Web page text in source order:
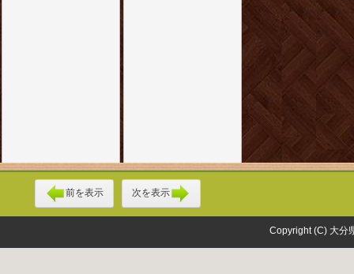
前を表示 次を表示
Copyright (C) 大分